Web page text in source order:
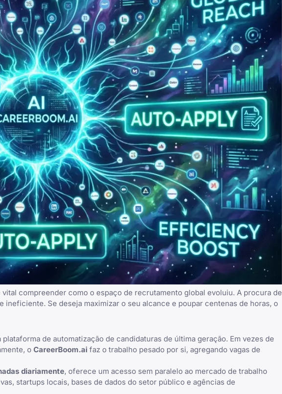
compreender como o espaço de recrutamento global evoluiu. A procura de
Se deseja maximizar o seu alcance e poupar centenas de horas, o
de automatização de candidaturas de última geração. Em vezes de
o CareerBoom.ai faz o trabalho pesado por si, agregando vagas de
diariamente, oferece um acesso sem paralelo ao mercado de trabalho
startups locais, bases de dados do setor público e agências de